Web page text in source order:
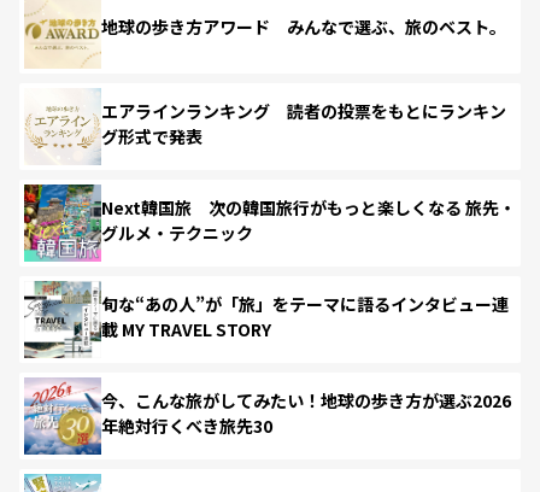
地球の歩き方アワード みんなで選ぶ、旅のベスト。
エアラインランキング 読者の投票をもとにランキン
グ形式で発表
Next韓国旅 次の韓国旅行がもっと楽しくなる 旅先・
グルメ・テクニック
旬な“あの人”が「旅」をテーマに語るインタビュー連
載 MY TRAVEL STORY
今、こんな旅がしてみたい！地球の歩き方が選ぶ2026
年絶対行くべき旅先30